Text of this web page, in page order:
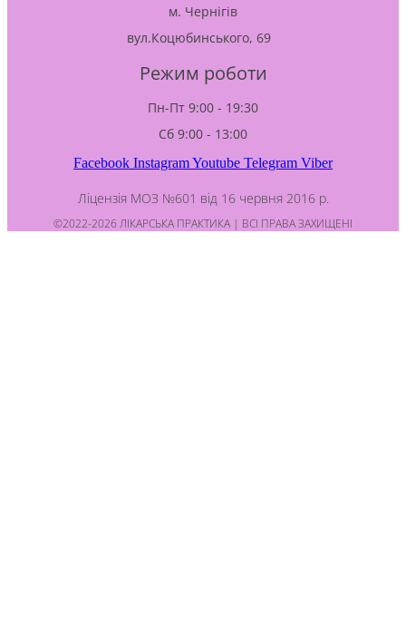
м. Чернігів
вул.Коцюбинського, 69
Режим роботи
Пн-Пт 9:00 - 19:30
Сб 9:00 - 13:00
Facebook InstagramYoutube Telegram Viber
Ліцензія МОЗ №601 від 16 червня 2016 р.
©2022-2026 ЛІКАРСЬКА ПРАКТИКА | ВСІ ПРАВА ЗАХИЩЕНІ